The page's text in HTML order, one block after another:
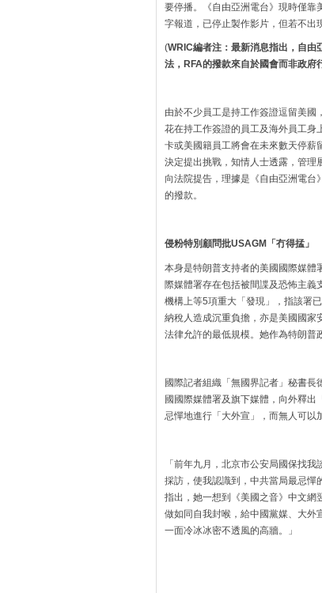
要停播。《自由亞洲電台》現時僅靠
字報道，已停止製作影片，但若不出
(WRIC編者注：最新消息指出，自由
法，RFA的撥款來自於國會而非政府
由於不少員工是持工作簽證逗留美
花在持工作簽證的員工及海外員工身
卡或美國籍員工將會在未來數天停薪
決定提出挑戰，知情人士透露，管理
向法院提告，理據是《自由亞洲電台
的撥款。
侵粉特別顧問批USAGM「冇得掹」
本身是特朗普支持者的美國國際媒體
際媒體署存在包括被間諜及恐怖主義
機構上等5項重大「發現」，指該署
納稅人造成沉重負擔，亦是美國國家
法律允許的最低規模。她作為特朗普
國際記者組織「無國界記者」秘書
國國際媒體署及旗下媒體，向外釋
忌憚地進行「大外宣」，而無人可以
「前年九月，北京市公安局國保找
採訪，使我認識到，中共當局最忌憚
指出，她一想到《美國之音》中文網
做如同自我封喉，給中國黨媒、大外
一面冷冰冰密不透風的高牆。」